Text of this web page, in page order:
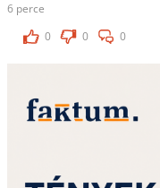
6 perce
0
0 0